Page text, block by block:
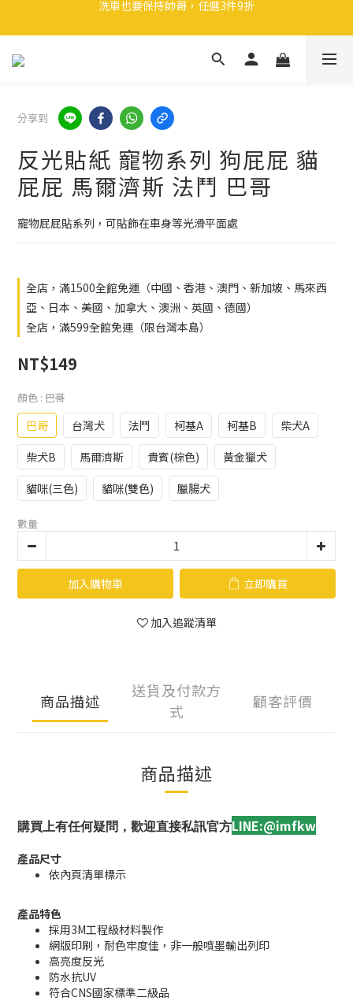
領取40元購物金
🎉 全館滿 599 免運（台灣本島）下單後 2 個工作天內寄出
分享到
反光貼紙 寵物系列 狗屁屁 貓
屁屁 馬爾濟斯 法鬥 巴哥
寵物屁屁貼系列，可貼飾在車身等光滑平面處
全店，滿1500全館免運（中國、香港、澳門、新加坡、馬來西
亞、日本、美國、加拿大、澳洲、英國、德國）
全店，滿599全館免運（限台灣本島）
NT$149
顏色 : 巴哥
巴哥 台灣犬 法鬥 柯基A 柯基B
柴犬A
柴犬B
馬爾濟斯 貴賓(棕色)
黃金獵犬
貓咪(三色)
貓咪(雙色) 臘腸犬
數量
加入購物車 立即購買
加入追蹤清單
商品描述
送貨及付款方
式
顧客評價
商品描述
購買上有任何疑問，歡迎直接私訊官方LINE:@imfkw
產品尺寸
依內頁清單標示
產品特色
採用3M工程級材料製作
網版印刷，耐色牢度佳，非一般噴墨輸出列印
高亮度反光
防水抗UV
符合CNS國家標準二級品